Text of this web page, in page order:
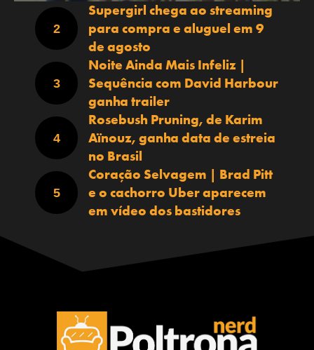
Supergirl chega ao streaming
para compra e aluguel em 9
de agosto
Noite Ainda Mais Infeliz |
Sequência com David Harbour
ganha trailer
Rosebush Pruning, de Karim
Aïnouz, ganha data de estreia
no Brasil
Coração Selvagem | Brad Pitt
e o cachorro Uber aparecem
em vídeo dos bastidores